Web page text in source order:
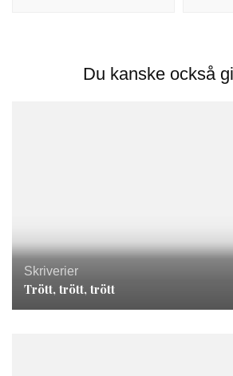
Du kanske också
Skriverier
Trött, trött, trött